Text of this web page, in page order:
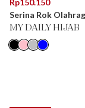
Rp150.150
Serina Rok
MY DAILY HIJAB